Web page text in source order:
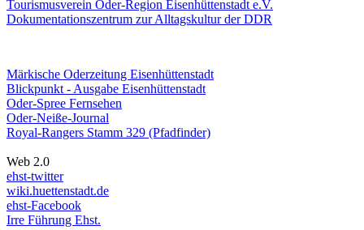
Tourismusverein Oder-Region Eisenhüttenstadt e.V.
Dokumentationszentrum zur Alltagskultur der DDR
Märkische Oderzeitung Eisenhüttenstadt
Blickpunkt - Ausgabe Eisenhüttenstadt
Oder-Spree Fernsehen
Oder-Neiße-Journal
Royal-Rangers Stamm 329 (Pfadfinder)
Web 2.0
ehst-twitter
wiki.huettenstadt.de
ehst-Facebook
Irre Führung Ehst.